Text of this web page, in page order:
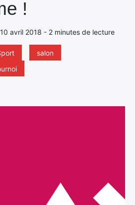
!
avril 2018 - 2 minutes de lecture
salon